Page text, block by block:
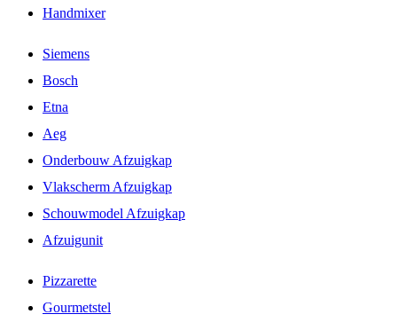
Handmixer
Siemens
Bosch
Etna
Aeg
Onderbouw Afzuigkap
Vlakscherm Afzuigkap
Schouwmodel Afzuigkap
Afzuigunit
Pizzarette
Gourmetstel